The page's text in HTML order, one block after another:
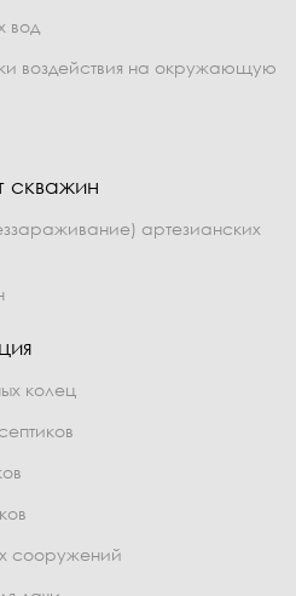
вод
воздействия на окружающую
скважин
артезианских
колец
сооружений